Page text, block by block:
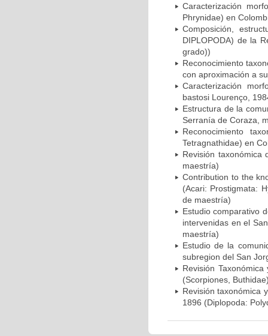
Caracterización
Phrynidae) en
Composición,
DIPLOPODA) de la
grado))
Reconocimiento
con aproximación a
Caracterización
bastosi Lourenço,
Estructura de la
Serranía de Coraza,
Reconocimiento
Tetragnathidae) en
Revisión taxonómica
maestría)
Contribution to the
(Acari: Prostigmata:
de maestría)
Estudio comparativo
intervenidas en el
maestría)
Estudio de la
subregion del San
Revisión
(Scorpiones,
Revisión taxonómica
1896 (Diplopoda: